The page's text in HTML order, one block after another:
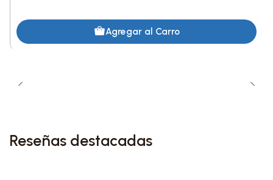
Agregar al Carro
Reseñas destacadas